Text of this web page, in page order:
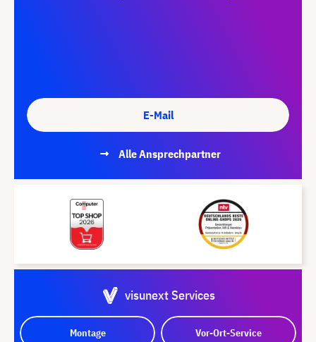
E-Mail
Alle Ansprechpartner
visunext Services
Montage Vor-Ort-Service